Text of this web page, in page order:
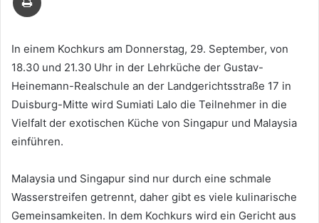
In einem Kochkurs am Donnerstag, 29. September, von
18.30 und 21.30 Uhr in der Lehrküche der Gustav-
Heinemann-Realschule an der Landgerichtsstraße 17 in
Duisburg-Mitte wird Sumiati Lalo die Teilnehmer in die
Vielfalt der exotischen Küche von Singapur und Malaysia
einführen.
Malaysia und Singapur sind nur durch eine schmale
Wasserstreifen getrennt, daher gibt es viele kulinarische
Gemeinsamkeiten. In dem Kochkurs wird ein Gericht aus